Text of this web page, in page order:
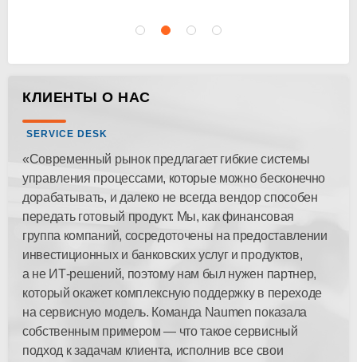
КЛИЕНТЫ О НАС
SERVICE DESK
«Современный рынок предлагает гибкие системы
управления процессами, которые можно бесконечно
дорабатывать, и далеко не всегда вендор способен
передать готовый продукт. Мы, как финансовая
группа компаний, сосредоточены на предоставлении
инвестиционных и банковских услуг и продуктов,
а не ИТ-решений, поэтому нам был нужен партнер,
который окажет комплексную поддержку в переходе
на сервисную модель. Команда Naumen показала
собственным примером — что такое сервисный
подход к задачам клиента, исполнив все свои